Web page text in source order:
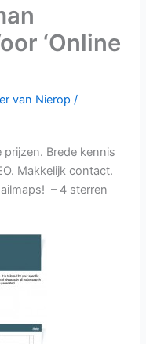
‘Online
van Nierop/
prijzen. Brede kennis
Makkelijk contact.
– 4 sterren